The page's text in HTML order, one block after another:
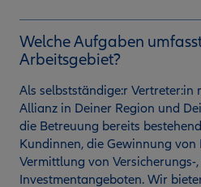
Welche Aufgaben
Arbeitsgebiet?
Als selbstständige:r Vertreter:in
Allianz in Deiner Region und
die Betreuung bereits
Kundinnen, die Gewinnung
Vermittlung von Versicherungs-
Investmentangeboten. Wir